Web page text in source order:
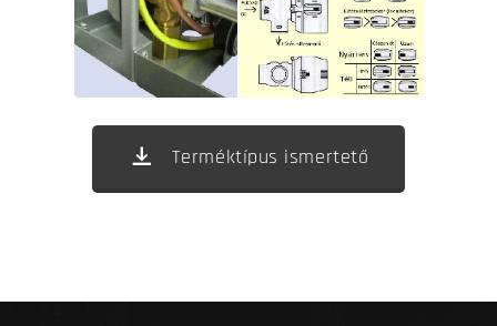
Terméktípus ismertető